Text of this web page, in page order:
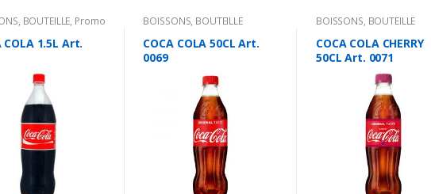
, BOUTEILLE, Promo
COLA 1.5L Art.
BOISSONS, BOUTEILLE
COCA COLA 50CL Art.
0069
BOISSONS, BOUTEILLE
COCA COLA CHERRY
50CL Art. 0071